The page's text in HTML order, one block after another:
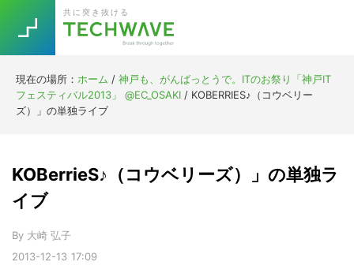
primary
navigation
main
content
primary
sidebar
footer
共に突き抜ける
現在の場所： ホーム / 神戸も、がんばっとうで。ITのお祭り「神戸IT
フェスティバル2013」 @EC_OSAKI / KOBERRIES♪（コウベリー
ズ）」の単独ライブ
2013-12-13 17:09
KOBerrieS♪（コウベリーズ）」の単独ラ
イブ
By 大崎 弘子
TOPICS
RE:LIFE
[Startup]
Trend
Keywords
今話題の注目キーワード
5G Asana テレワーク
ニューノーマル